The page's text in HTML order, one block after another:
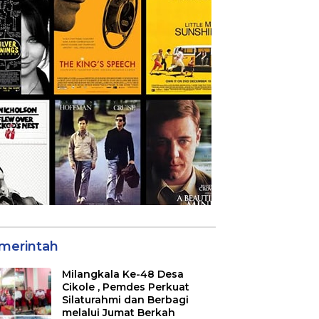
Milangkala Ke-48 Desa
Cikole , Pemdes Perkuat
Silaturahmi dan Berbagi
melalui Jumat Berkah